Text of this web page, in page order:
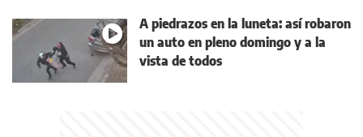
A piedrazos en la luneta: así robaron
un auto en pleno domingo y a la
vista de todos